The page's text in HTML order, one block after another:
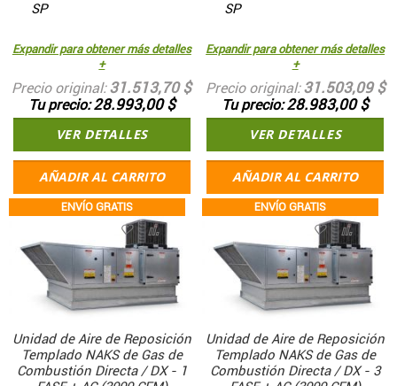
SP
Expandir para obtener más detalles
+
Precio original 31.513,70 $
Tu precio 28.993,00 $
VER DETALLES
AÑADIR AL CARRITO
SP
Expandir para obtener más detalles
+
Precio original 31.503,09 $
Tu precio 28.983,00 $
VER DETALLES
AÑADIR AL CARRITO
ENVÍO GRATIS
Unidad de Aire de Reposición
Templado NAKS de Gas de
Combustión Directa / DX - 1
ENVÍO GRATIS
Unidad de Aire de Reposición
Templado NAKS de Gas de
Combustión Directa / DX - 3